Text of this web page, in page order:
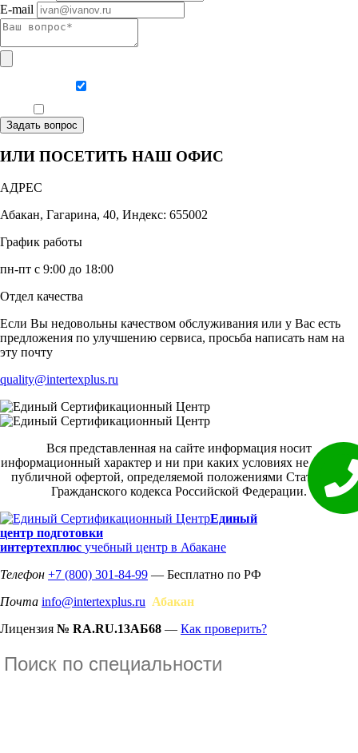
E-mail
Задать вопрос
ИЛИ ПОСЕТИТЬ НАШ ОФИС
АДРЕС
Абакан, Гагарина, 40, Индекс: 655002
График работы
пн-пт с 9:00 до 18:00
Отдел качества
Если Вы недовольны качеством обслуживания или у Вас есть
предложения по улучшению сервиса, просьба написать нам на
эту почту
quality@intertexplus.ru
Вся представленная на сайте информация носит
информационный характер и ни при каких условиях не является
публичной офертой, определяемой положениями Статьи 437
Гражданского кодекса Российской Федерации.
Единый
центр подготовки
интертехплюс учебный центр в Абакане
Телефон +7 (800) 301-84-99 — Бесплатно по РФ
Почта info@intertexplus.ru Абакан
Лицензия № RA.RU.13АБ68 — Как проверить?